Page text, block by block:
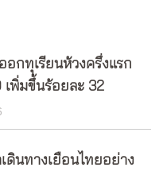
อกทุเรียนห้วงครึ่งแรก
พิ่มขึ้นร้อยละ 32
ดินทางเยือนไทยอย่าง